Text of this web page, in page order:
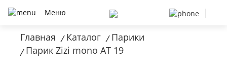
Меню
Главная / Каталог / Парики
/ Парик Zizi mono AT 19